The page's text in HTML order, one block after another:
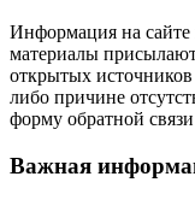
Информация на сайте
материалы
открытых
либо причине
форму обратной связи
Важная